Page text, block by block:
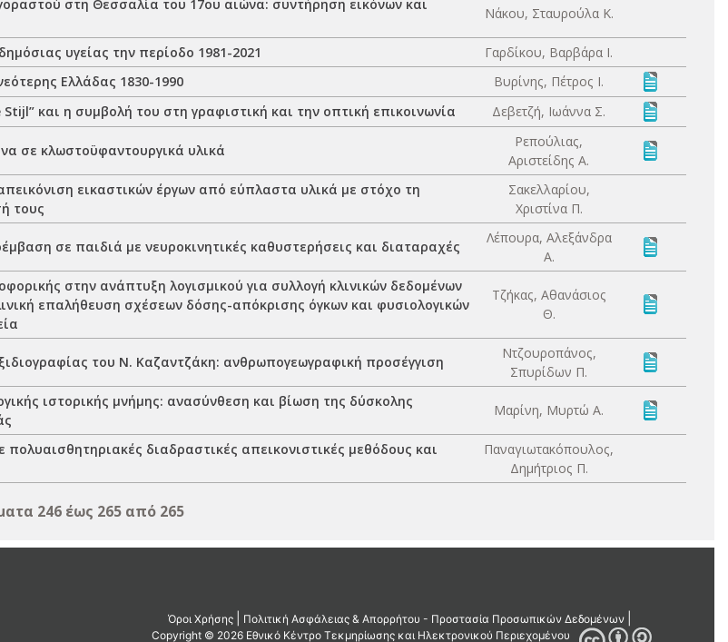
στη Θεσσαλία του 17ου αιώνα: συντήρηση εικόνων και
Νάκου, Σταυρούλα Κ.
υγείας την περίοδο 1981-2021
Γαρδίκου, Βαρβάρα Ι.
Ελλάδας 1830-1990
Βυρίνης, Πέτρος Ι.
και η συμβολή του στη γραφιστική και την οπτική επικοινωνία Δεβετζή, Ιωάννα Σ.
σε κλωστοϋφαντουργικά υλικά
Ρεπούλιας,
Αριστείδης Α.
εικαστικών έργων από εύπλαστα υλικά με στόχο τη
τους
Σακελλαρίου,
Χριστίνα Π.
σε παιδιά με νευροκινητικές καθυστερήσεις και διαταραχές
Λέπουρα, Αλεξάνδρα
Α.
στην ανάπτυξη λογισμικού για συλλογή κλινικών δεδομένων
επαλήθευση σχέσεων δόσης-απόκρισης όγκων και φυσιολογικών
Τζήκας, Αθανάσιος
Θ.
του Ν. Καζαντζάκη: ανθρωπογεωγραφική προσέγγιση
Ντζουροπάνος,
Σπυρίδων Π.
ιστορικής μνήμης: ανασύνθεση και βίωση της δύσκολης
Μαρίνη, Μυρτώ Α.
διαδραστικές απεικονιστικές μεθόδους και
Παναγιωτακόπουλος,
Δημήτριος Π.
246 έως 265 από 265